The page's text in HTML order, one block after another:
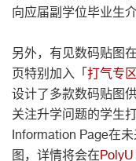
向应届副学位毕业生
另外，有见数码贴图
页特别加入「 打气专
设计了多款数码贴图
关注升学问题的学生
Information Page在
图，详情将会在